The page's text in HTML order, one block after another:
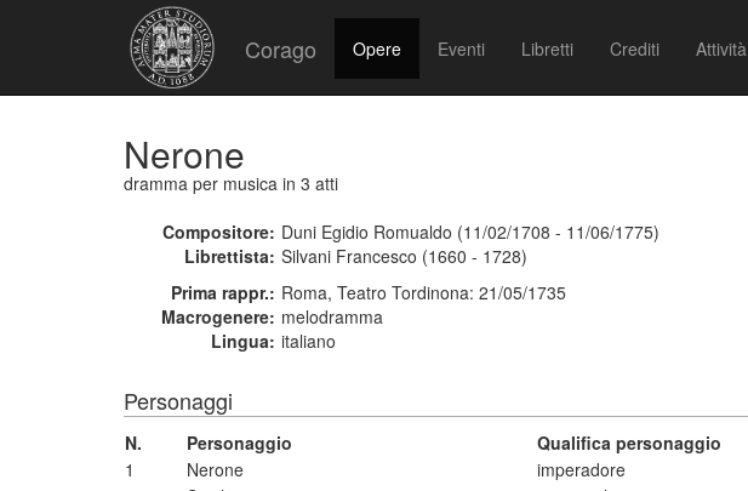
Corago Opere Eventi Libretti Crediti Attività
Nerone
dramma per musica in 3 atti
Compositore: Duni Egidio Romualdo (11/02/1708 - 11/06/1775)
Librettista: Silvani Francesco (1660 - 1728)
Prima rappr.: Roma, Teatro Tordinona: 21/05/1735
Macrogenere: melodramma
Lingua: italiano
Personaggi
N. Personaggio Qualifica personaggio
1
Nerone imperadore